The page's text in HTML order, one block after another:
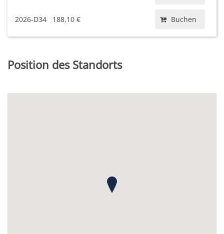
2026-D34 188,10 € Buchen
Position des Standorts